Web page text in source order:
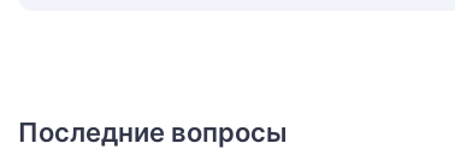
Последние вопросы